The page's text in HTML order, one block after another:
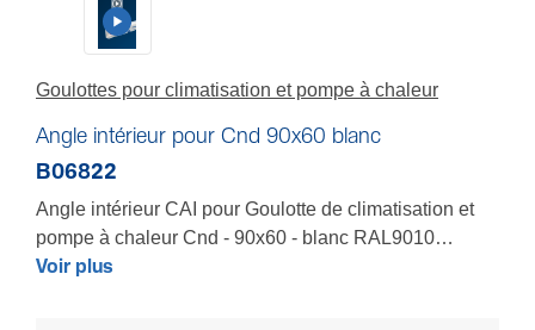
Goulottes pour climatisation et pompe à chaleur
Angle intérieur pour Cnd 90x60 blanc
B06822
Angle intérieur CAI pour Goulotte de climatisation et
pompe à chaleur Cnd - 90x60 - blanc RAL9010
Pour épouser au mieux tous les volumes d'une pièce -
Voir plus